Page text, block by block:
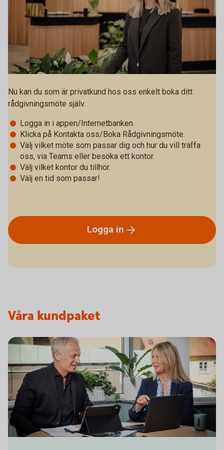
Nu kan du som är privatkund hos oss enkelt boka ditt
rådgivningsmöte själv.
Logga in i appen/Internetbanken.
Klicka på Kontakta oss/Boka Rådgivningsmöte.
Välj vilket möte som passar dig och hur du vill träffa
oss, via Teams eller besöka ett kontor.
Välj vilket kontor du tillhör.
Välj en tid som passar!
Logga in
Våra kundpaket